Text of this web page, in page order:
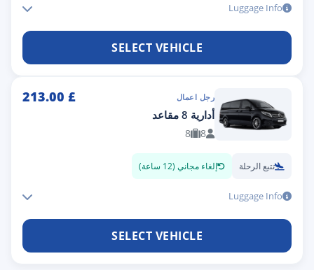
Luggage Info
SELECT VEHICLE
رجل اعمال £
213.00
أدارية 8 مقاعد
8
8
تتبع الرحلة إلغاء مجاني (12 ساعة)
Luggage Info
SELECT VEHICLE